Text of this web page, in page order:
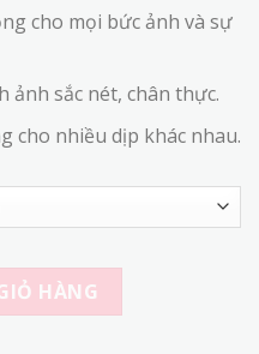
cho mọi bức ảnh và sự
ảnh sắc nét, chân thực.
cho nhiều dịp khác nhau.
Tết 3D – Mẫu Cổ Điển
HÀNG